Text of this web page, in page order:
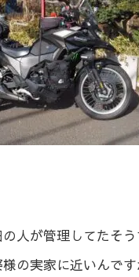
人が管理してたそ
の実家に近いんで